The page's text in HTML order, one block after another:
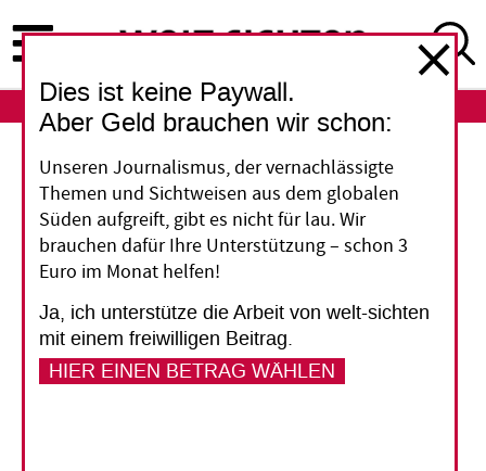
zum
Inhalt
ABO
Brüssel
Bedenkliche
Klimaabgabe
Die EU-Kommission will importierte Waren mit
einer Abgabe belegen, wenn bei der Herstellung
viel Treib­hausgas frei wurde. Dieser „CO2-
Dies ist keine Paywall.
Aber Geld brauchen wir schon:
Unseren Journalismus, der vernachlässigte
Themen und Sichtweisen aus dem globalen
Süden aufgreift, gibt es nicht für lau. Wir
brauchen dafür Ihre Unterstützung – schon 3
Euro im Monat helfen!
Ja, ich unterstütze die Arbeit von welt-sichten
mit einem freiwilligen Beitrag.
HIER EINEN BETRAG WÄHLEN